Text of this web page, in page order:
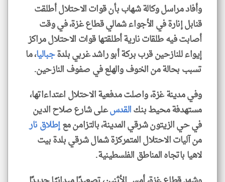
وأفاد مراسل وكالة شهاب بأن قوات الاحتلال أطلقت
قنابل إنارة في الأجواء شمالي قطاع غزة، في وقت
أصابت فيه طلقات نارية أطلقتها قوات الاحتلال مراكز
إيواء للنازحين قرب بركة أبو راشد غربي بلدةجباليا، ما
تسبب بحالة من الخوف والهلع في صفوف النازحين.
وفي مدينة غزة، واصلت مدفعية الاحتلال اعتداءاتها،
مستهدفة محيط بنكالقدسعلى شارع صلاح الدين
في حي الزيتون شرقي المدينة، بالتزامن معإطلاق نار
من آليات الاحتلال المتمركزة شمال شرقي بلدة بيت
لاهيا باتجاه المناطق الفلسطينية.